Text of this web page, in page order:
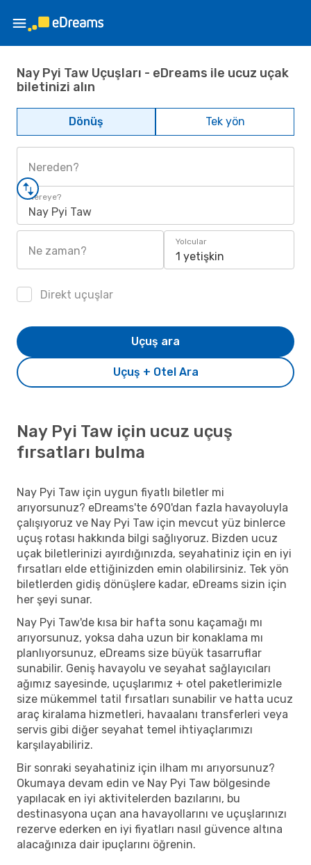
Nay Pyi Taw Uçuşları - eDreams ile ucuz uçak
biletinizi alın
Dönüş Tek yön
Nereden?
Nereye?
Nay Pyi Taw
Ne zaman?
Yolcular
1 yetişkin
Direkt uçuşlar
Uçuş + Otel Ara
Uçuş ara
Nay Pyi Taw için ucuz uçuş
fırsatları bulma
Nay Pyi Taw için uygun fiyatlı biletler mi
arıyorsunuz? eDreams'te 690'dan fazla havayoluyla
çalışıyoruz ve Nay Pyi Taw için mevcut yüz binlerce
uçuş rotası hakkında bilgi sağlıyoruz. Bizden ucuz
uçak biletlerinizi ayırdığınızda, seyahatiniz için en iyi
fırsatları elde ettiğinizden emin olabilirsiniz. Tek yön
biletlerden gidiş dönüşlere kadar, eDreams sizin için
her şeyi sunar.
Nay Pyi Taw'de kısa bir hafta sonu kaçamağı mı
arıyorsunuz, yoksa daha uzun bir konaklama mı
planlıyorsunuz, eDreams size büyük tasarruflar
sunabilir. Geniş havayolu ve seyahat sağlayıcıları
ağımız sayesinde, uçuşlarımız + otel paketlerimizle
size mükemmel tatil fırsatları sunabilir ve hatta ucuz
araç kiralama hizmetleri, havaalanı transferleri veya
servis gibi diğer seyahat temel ihtiyaçlarımızı
karşılayabiliriz.
Bir sonraki seyahatiniz için ilham mı arıyorsunuz?
Okumaya devam edin ve Nay Pyi Taw bölgesinde
yapılacak en iyi aktivitelerden bazılarını, bu
destinasyona uçan ana havayollarını ve uçuşlarınızı
rezerve ederken en iyi fiyatları nasıl güvence altına
alacağınıza dair ipuçlarını öğrenin.